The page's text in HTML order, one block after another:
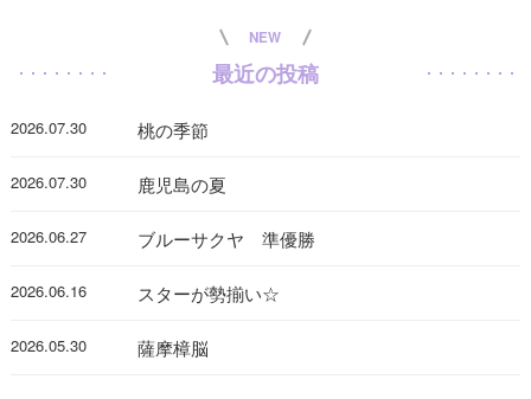
NEW
最近の投稿
2026.07.30 桃の季節
2026.07.30 鹿児島の夏
2026.06.27 ブルーサクヤ 準優勝
2026.06.16 スターが勢揃い☆
2026.05.30 薩摩樟脳